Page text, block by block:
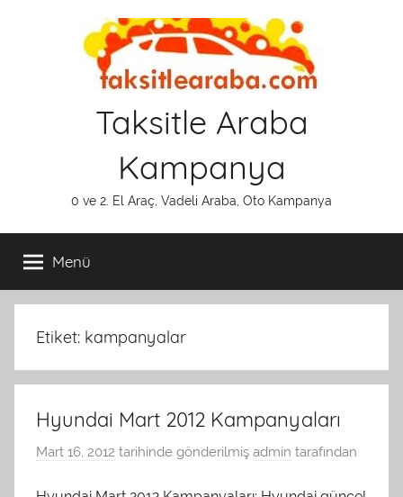
Taksitle Araba
Kampanya
0 ve 2. El Araç, Vadeli Araba, Oto Kampanya
Menü
Etiket: kampanyalar
Hyundai Mart 2012 Kampanyaları
Mart 16, 2012 tarihinde gönderilmiş admin tarafından